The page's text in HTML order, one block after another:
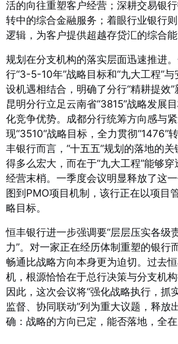
活的向往重塑客户经营；深耕交易银
转中的综合金融服务；着眼行业银行
逻辑，为客户提供超越存贷汇的综合能
规划在分支机构的落实层面迅速推进
行“3-5-10年”战略目标和“九大工程”与
设机遇相结合，明确了分行“精耕提效
昆明分行立足云南省“3815”战略发展
化竞争优势。成都分行统筹方向感与
现“3510”战略目标，全力贯彻“1476”
丰银行而言，“十五五”规划的落地的
得多么宏大，而在于“九大工程”能够
经营末梢。一季度会议明显释放了这
图到PMO项目机制，该行正在以项目
略目标。
恒丰银行进一步强调要“层层压实各级
力”。对一家正在经历体制重塑的银行
畅通比战略方向本身更为迫切。过去
机，根源恰恰在于总行决策与分支机构
因此，这次会议将“强化战略执行，抓
监督、协同联动”列为重大议题，释放
确：战略的方向已定，能否落地，全在